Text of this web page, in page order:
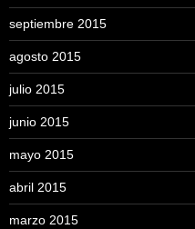
septiembre 2015
agosto 2015
julio 2015
junio 2015
mayo 2015
abril 2015
marzo 2015